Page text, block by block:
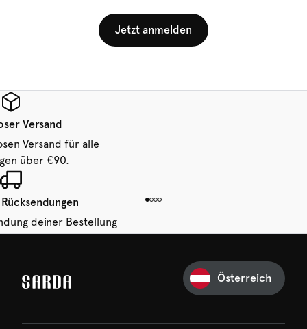
Jetzt anmelden
Versand
Versand für alle
über €90.
deiner Bestellung
14 Tagen.
erste Bestellung
Österreich